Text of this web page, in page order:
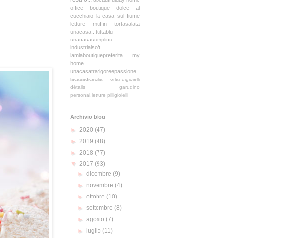
office
boutique
dolce al
cucchiaio la casa sul fiume
letture
muffin
tortasalata
unacasa...tuttablu
unacasasemplice
industrialsoft
lamiaboutiquepreferita
my
home
unacasatrarigoreepassione
lacasadicecilia
orlandigioielli
détails
garudino
personal.letture pilligioielli
Archivio blog
► 2020 (47)
► 2019 (48)
► 2018 (77)
▼ 2017 (93)
►dicembre (9)
► novembre (4)
►ottobre (10)
►settembre (8)
►agosto (7)
►
luglio (11)